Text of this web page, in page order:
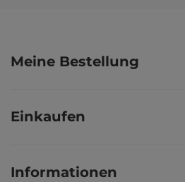
Meine Bestellung
Einkaufen
Informationen